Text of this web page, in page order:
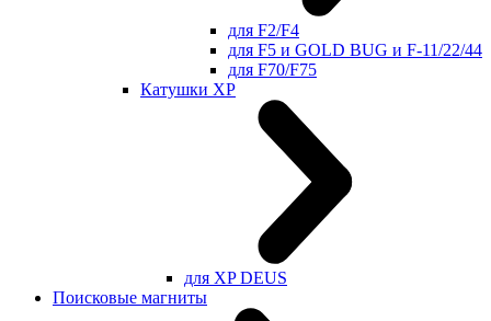
для F2/F4
для F5 и GOLD BUG и F-11/22/44
для F70/F75
Катушки XP
для XP DEUS
Поисковые магниты